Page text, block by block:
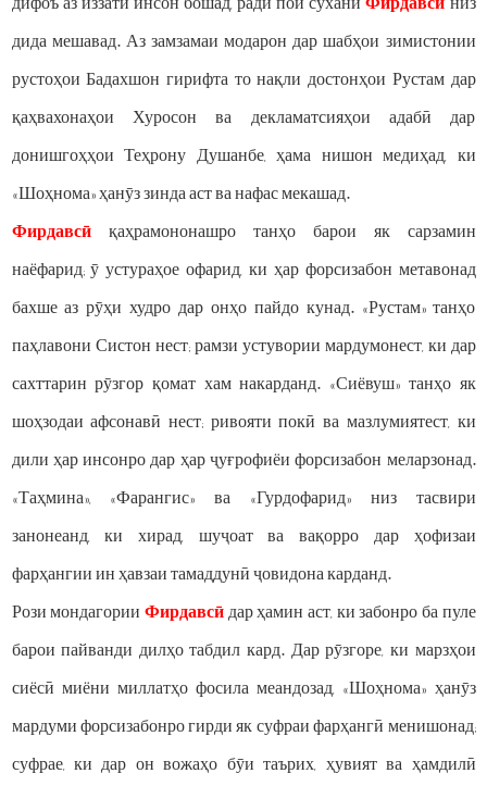
дида мешавад. Аз замзамаи модарон дар шабҳои зимистонии
рустоҳои Бадахшон гирифта то нақли достонҳои Рустам дар
қаҳвахонаҳои Хуросон ва декламатсияҳои адабӣ дар
донишгоҳҳои Теҳрону Душанбе, ҳама нишон медиҳад, ки
«Шоҳнома» ҳанӯз зинда аст ва нафас мекашад.
Фирдавсӣ қаҳрамононашро танҳо барои як сарзамин
наёфарид; ӯ устураҳое офарид, ки ҳар форсизабон метавонад
бахше аз рӯҳи худро дар онҳо пайдо кунад. «Рустам» танҳо
паҳлавони Систон нест; рамзи устувории мардумонест, ки дар
сахттарин рӯзгор қомат хам накарданд. «Сиёвуш» танҳо як
шоҳзодаи афсонавӣ нест; ривояти покӣ ва мазлумиятест, ки
дили ҳар инсонро дар ҳар ҷуғрофиёи форсизабон меларзонад.
«Таҳмина», «Фарангис» ва «Гурдофарид» низ тасвири
занонеанд, ки хирад, шуҷоат ва вақорро дар ҳофизаи
фарҳангии ин ҳавзаи тамаддунӣ ҷовидона карданд.
Рози мондагорииФирдавсӣдар ҳамин аст, ки забонро ба пуле
барои пайванди дилҳо табдил кард. Дар рӯзгоре, ки марзҳои
сиёсӣ миёни миллатҳо фосила меандозад, «Шоҳнома» ҳанӯз
мардуми форсизабонро гирди як суфраи фарҳангӣ менишонад;
суфрае, ки дар он вожаҳо бӯи таърих, ҳувият ва ҳамдилӣ